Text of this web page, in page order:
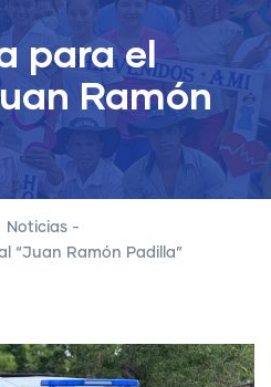
para el
Ramón
Noticias -
“Juan Ramón Padilla”